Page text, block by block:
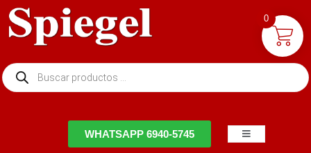
WHATSAPP 6940-5745
0